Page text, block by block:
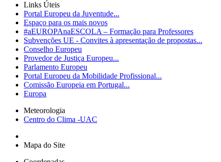
Links Úteis
Portal Europeu da Juventude...
Espaço para os mais novos
#aEUROPAnaESCOLA – Formação para Professores
Subvenções UE - Convites à apresentação de propostas...
Conselho Europeu
Provedor de Justiça Europeu...
Parlamento Europeu
Portal Europeu da Mobilidade Profissional...
Comissão Europeia em Portugal...
Europa
Meteorologia
Centro do Clima -UAC
Mapa do Site